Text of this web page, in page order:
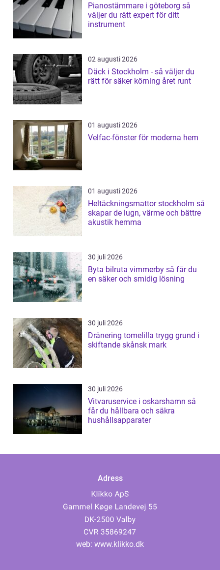
Pianostämmare i göteborg så
väljer du rätt expert för ditt
instrument
02 augusti 2026
Däck i Stockholm - så väljer du
rätt för säker körning året runt
01 augusti 2026
Velfac-fönster för moderna hem
01 augusti 2026
Heltäckningsmattor stockholm så
skapar de lugn, värme och bättre
akustik hemma
30 juli 2026
Byta bilruta vimmerby så får du
en säker och smidig lösning
30 juli 2026
Dränering tomelilla trygg grund i
skiftande skånsk mark
30 juli 2026
Vitvaruservice i oskarshamn så
får du hållbara och säkra
hushållsapparater
Adress
web: www.klikko.dk